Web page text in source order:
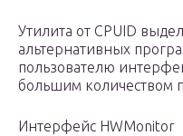
Утилита от CPUID
альтернативных
пользователю
большим количеством
Интерфейс HWMonitor